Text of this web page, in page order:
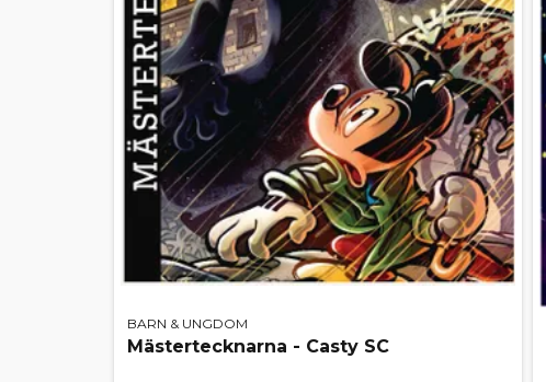
BARN & UNGDOM
Mästertecknarna - Casty SC